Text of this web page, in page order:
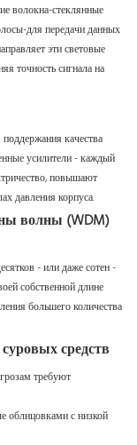
волокна-стеклянные
для передачи данных
эти световые
точность сигнала на
качества
усилители - каждый
повышают
давления корпуса.
волны (WDM)
- или даже сотен -
собственной длине
большего количества
средств
требуют
облицовками с низкой